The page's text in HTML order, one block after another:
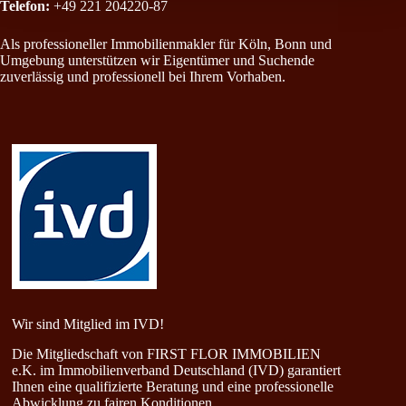
Telefon: +49 221 204220-87
Als professioneller Immobilienmakler für Köln, Bonn und
Umgebung unterstützen wir Eigentümer und Suchende
zuverlässig und professionell bei Ihrem Vorhaben.
Wir sind Mitglied im IVD!
Die Mitgliedschaft von FIRST FLOR IMMOBILIEN
e.K. im Immobilienverband Deutschland (IVD) garantiert
Ihnen eine qualifizierte Beratung und eine professionelle
Abwicklung zu fairen Konditionen.